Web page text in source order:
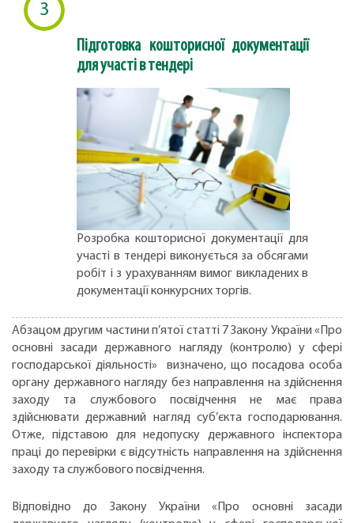
3
Підготовка кошторисної документації
для участі в тендері
Розробка кошторисної документації для
участі в тендері виконується за обсягами
робіт і з урахуванням вимог викладених в
документації конкурсних торгів.
Абзацом другим частини п’ятої статті 7 Закону України «Про
основні засади державного нагляду (контролю) у сфері
господарської діяльності» визначено, що посадова особа
органу державного нагляду без направлення на здійснення
заходу та службового посвідчення не має права
здійснювати державний нагляд суб’єкта господарювання.
Отже, підставою для недопуску державного інспектора
праці до перевірки є відсутність направлення на здійснення
заходу та службового посвідчення.
Відповідно до Закону України «Про основні засади